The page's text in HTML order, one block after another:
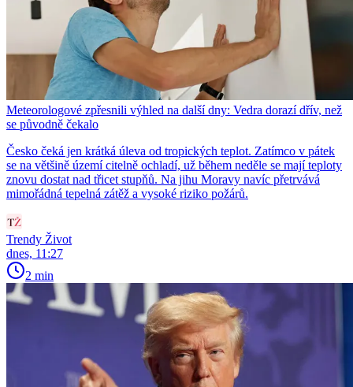
Meteorologové zpřesnili výhled na další dny: Vedra dorazí dřív, než
se původně čekalo
Česko čeká jen krátká úleva od tropických teplot. Zatímco v pátek
se na většině území citelně ochladí, už během neděle se mají teploty
znovu dostat nad třicet stupňů. Na jihu Moravy navíc přetrvává
mimořádná tepelná zátěž a vysoké riziko požárů.
Trendy Život
dnes, 11:27
2 min